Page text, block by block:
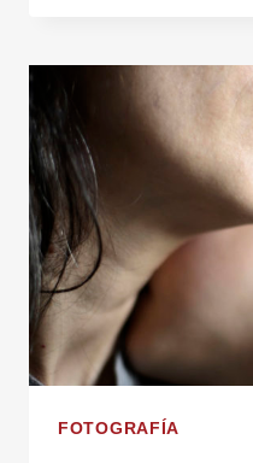
MUNDO
PASA
TRAVÉS
DE
LA
FOTOGRAFÍA